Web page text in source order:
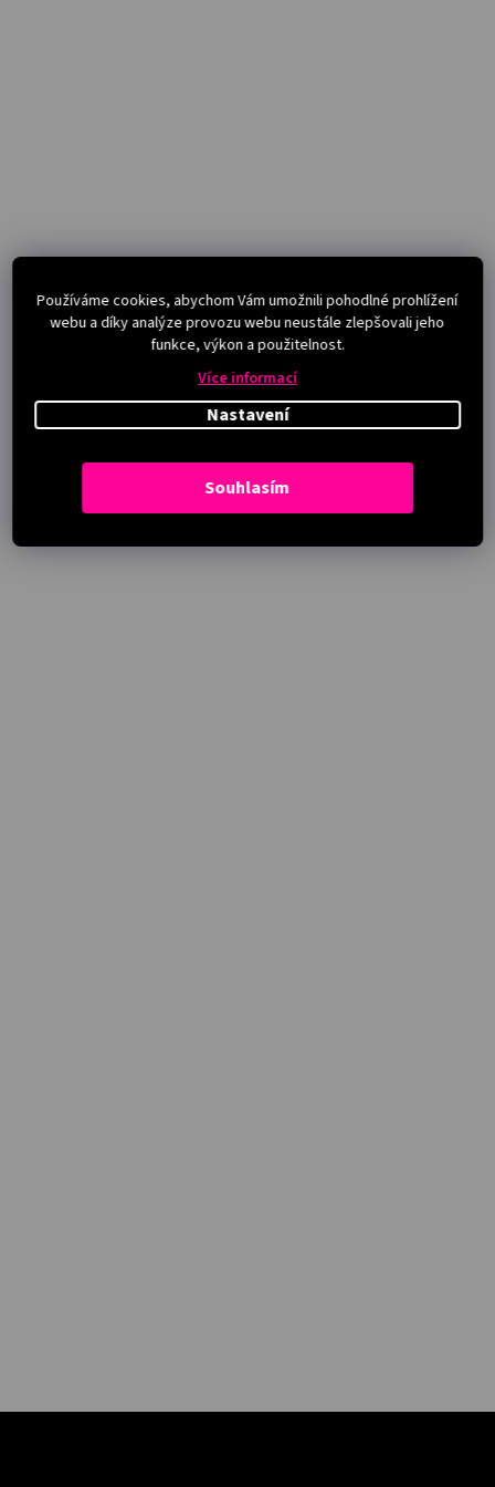
Používáme cookies, abychom Vám umožnili pohodlné prohlížení
webu a díky analýze provozu webu neustále zlepšovali jeho
funkce, výkon a použitelnost.
Více informací
Nastavení
Souhlasím